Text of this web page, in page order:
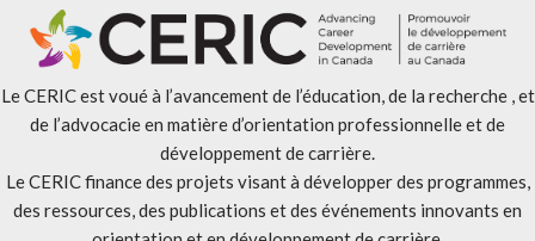
Le CERIC est voué à l’avancement de l’éducation, de la recherche , et
de l’advocacie en matière d’orientation professionnelle et de
développement de carrière.
Le CERIC finance des projets visant à développer des programmes,
des ressources, des publications et des événements innovants en